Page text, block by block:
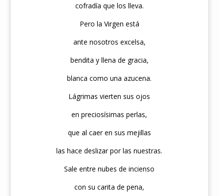
cofradía que los lleva.
Pero la Virgen está
ante nosotros excelsa,
bendita y llena de gracia,
blanca como una azucena.
Lágrimas vierten sus ojos
en preciosísimas perlas,
que al caer en sus mejillas
las hace deslizar por las nuestras.
Sale entre nubes de incienso
con su carita de pena,